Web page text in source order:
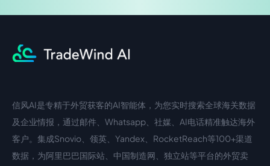
中文入口
信风AI是专精于外贸获客的AI智能体，为您实时搜索全球海关数据
及企业情报，通过邮件、Whatsapp、社媒、AI电话精准触达海外
客户。集成Snovio、领英、Yandex、RocketReach等100+渠道
数据，为阿里巴巴国际站、中国制造网、独立站等平台的外贸卖